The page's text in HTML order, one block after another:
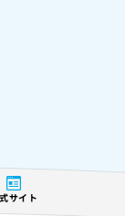
サイト